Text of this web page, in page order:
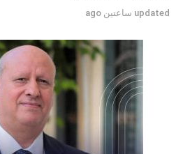
updated ساعتين ago